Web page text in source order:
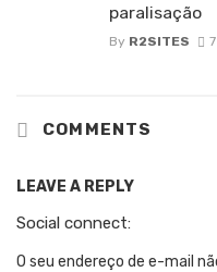
paralisação
By R2SITES
COMMENTS
LEAVE A REPLY
Social connect:
O seu endereço de e-mail